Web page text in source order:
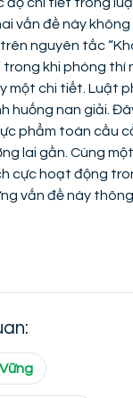
vấn đề này
nguyên tắc
trong khi phòng thí
một chi tiết. Luật
huống nan giải.
phẩm toàn cầu
lai gần. Cùng
cực hoạt động
vấn đề này